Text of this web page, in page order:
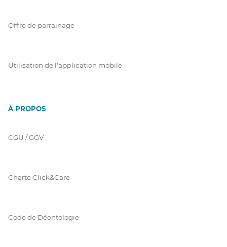
Offre de parrainage
Utilisation de l'application mobile
À PROPOS
CGU / GGV
Charte Click&Care
Code de Déontologie